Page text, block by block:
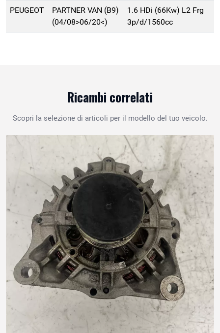
PEUGEOT
PARTNER VAN (B9)
(04/08>06/20<)
1.6 HDi (66Kw) L2 Frg
3p/d/1560cc
Ricambi correlati
Scopri la selezione di articoli per il modello del tuo veicolo.